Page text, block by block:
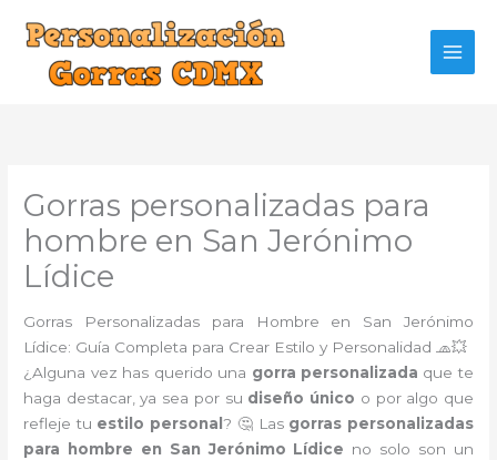
contenido
Gorras personalizadas para
hombre en San Jerónimo
Lídice
Gorras Personalizadas para Hombre en San Jerónimo
Lídice: Guía Completa para Crear Estilo y Personalidad 🧢💥
¿Alguna vez has querido una gorra personalizada que te
haga destacar, ya sea por su diseño único o por algo que
refleje tu estilo personal ? 🤔 Las gorras personalizadas
para hombre en San Jerónimo Lídice no solo son un